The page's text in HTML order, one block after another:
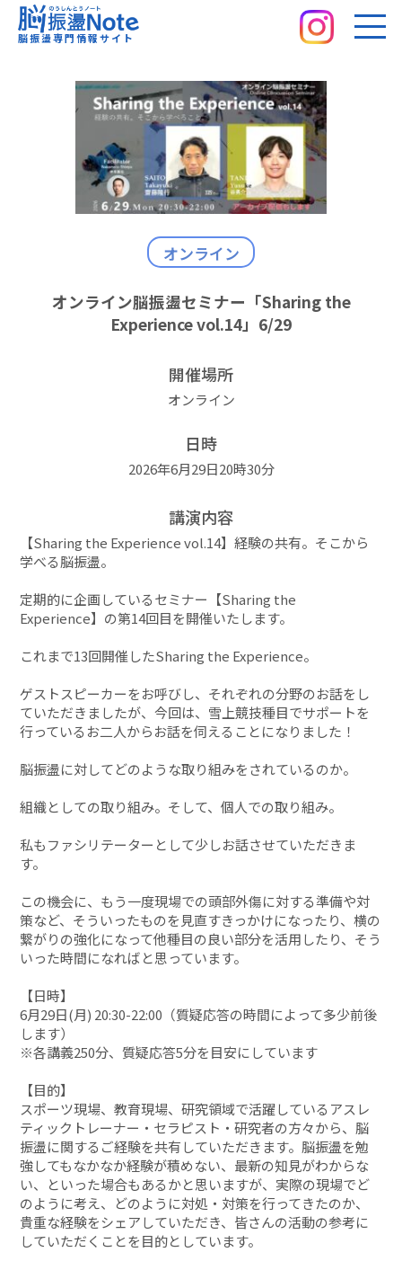
脳振盪Note｜脳振盪専門情報サイト
脳振盪専門情報サイト
オンライン
オンライン脳振盪セミナー「Sharing the
Experience vol.14」6/29
開催場所
オンライン
日時
2026年6月29日20時30分
講演内容
【Sharing the Experience vol.14】経験の共有。そこから
学べる脳振盪。
定期的に企画しているセミナー【Sharing the
Experience】の第14回目を開催いたします。
これまで13回開催したSharing the Experience。
ゲストスピーカーをお呼びし、それぞれの分野のお話をし
ていただきましたが、今回は、雪上競技種目でサポートを
行っているお二人からお話を伺えることになりました！
脳振盪に対してどのような取り組みをされているのか。
組織としての取り組み。そして、個人での取り組み。
私もファシリテーターとして少しお話させていただきま
す。
この機会に、もう一度現場での頭部外傷に対する準備や対
策など、そういったものを見直すきっかけになったり、横の
繋がりの強化になって他種目の良い部分を活用したり、そう
いった時間になればと思っています。
【日時】
6月29日(月) 20:30-22:00（質疑応答の時間によって多少前後
します）
※各講義250分、質疑応答5分を目安にしています
【目的】
スポーツ現場、教育現場、研究領域で活躍しているアスレ
ティックトレーナー・セラピスト・研究者の方々から、脳
振盪に関するご経験を共有していただきます。脳振盪を勉
強してもなかなか経験が積めない、最新の知見がわからな
い、といった場合もあるかと思いますが、実際の現場でど
のように考え、どのように対処・対策を行ってきたのか、
貴重な経験をシェアしていただき、皆さんの活動の参考に
していただくことを目的としています。